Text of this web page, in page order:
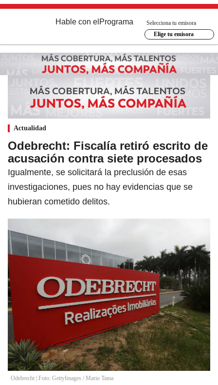
Hable con el Programa
Selecciona tu emisora
Elige tu emisora
Actualidad
Odebrecht: Fiscalía retiró escrito de
acusación contra siete procesados
Igualmente, se solicitará la preclusión de esas
investigaciones, pues no hay evidencias que se
hubieran cometido delitos.
Odebrecht | Foto: GettyImages / Mario Tama